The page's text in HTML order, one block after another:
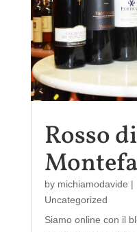
Rosso di
by michiamodavide |
Uncategorized
Siamo online con il